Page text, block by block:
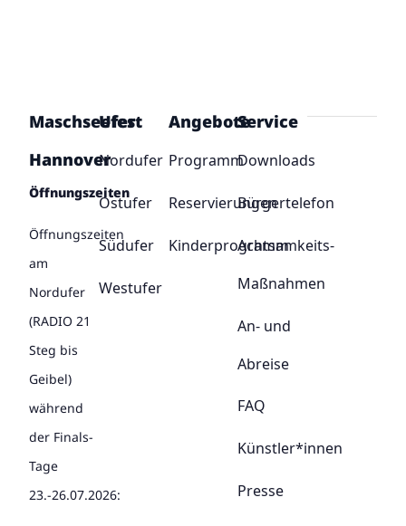
Maschseefest
Hannover
Öffnungszeiten
Öffnungszeiten
am
Nordufer
(RADIO 21
Steg bis
Geibel)
während
der Finals-
Tage
23.-26.07.2026:
Ufer
Nordufer
Ostufer
Südufer
Westufer
Angebote
Programm
Reservierungen
Kinderprogramm
Service
Downloads
Bürgertelefon
Achtsamkeits-
Maßnahmen
An- und
Abreise
FAQ
Künstler*innen
Presse